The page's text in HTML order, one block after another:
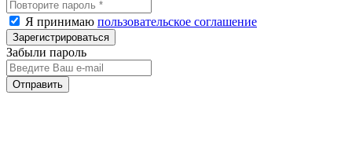
Я принимаю пользовательское соглашение
Забыли пароль